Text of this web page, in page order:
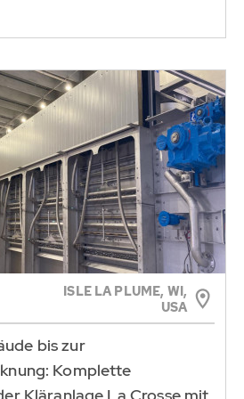
ISLE LA PLUME, WI,
USA
bis zur
Komplette
Kläranlage La Crosse mit